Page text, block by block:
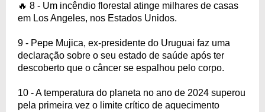
🔥 8 - Um incêndio florestal atinge milhares de casas
em Los Angeles, nos Estados Unidos.
9 - Pepe Mujica, ex-presidente do Uruguai faz uma
declaração sobre o seu estado de saúde após ter
descoberto que o câncer se espalhou pelo corpo.
10 - A temperatura do planeta no ano de 2024 superou
pela primeira vez o limite crítico de aquecimento